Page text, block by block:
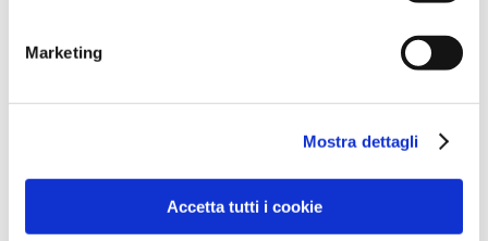
Marketing
Mostra dettagli
Accetta tutti i cookie
Settembre 2023
Giugno 2023